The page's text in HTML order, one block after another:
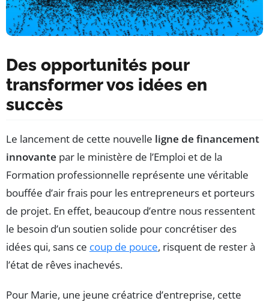
Des opportunités pour
transformer vos idées en
succès
Le lancement de cette nouvelle ligne de financement
innovante par le ministère de l’Emploi et de la
Formation professionnelle représente une véritable
bouffée d’air frais pour les entrepreneurs et porteurs
de projet. En effet, beaucoup d’entre nous ressentent
le besoin d’un soutien solide pour concrétiser des
idées qui, sans ce coup de pouce, risquent de rester à
l’état de rêves inachevés.
Pour Marie, une jeune créatrice d’entreprise, cette